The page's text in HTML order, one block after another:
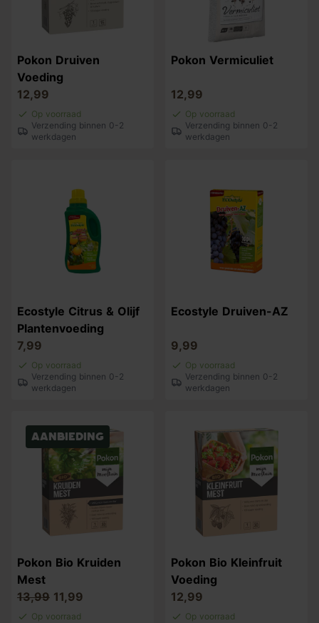
Pokon Druiven
Voeding
12,99
Op voorraad
Verzending binnen 0-2
werkdagen
Pokon Vermiculiet
12,99
Op voorraad
Verzending binnen 0-2
werkdagen
Ecostyle Citrus & Olijf
Plantenvoeding
7,99
Op voorraad
Verzending binnen 0-2
werkdagen
Ecostyle Druiven-AZ
9,99
Op voorraad
Verzending binnen 0-2
werkdagen
Aanbieding
Pokon Bio Kruiden
Mest
13,99 11,99
Op voorraad
Pokon Bio Kleinfruit
Voeding
12,99
Op voorraad